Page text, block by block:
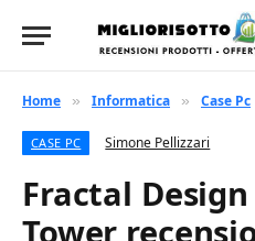
Home » Informatica » Case Pc
CASE PC Simone Pellizzari
Fractal Design
Tower